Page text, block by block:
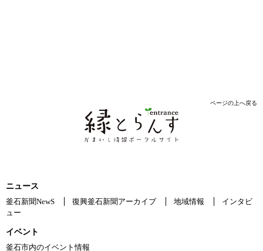
ページの上へ戻る
ニュース
釜石新聞NewS
復興釜石新聞アーカイブ 地域情報
インタビ
ュー
イベント
釜石市内のイベント情報